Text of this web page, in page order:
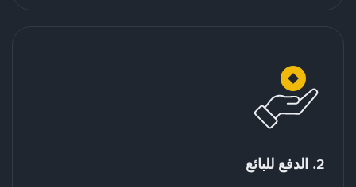
2. الدفع للبائع